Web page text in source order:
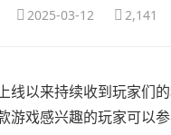
2025-03-12 2,141
以来持续收到玩家们
戏感兴趣的玩家可以参